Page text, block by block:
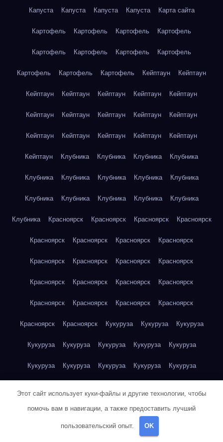
Капуста Капуста Капуста Капуста Карта сайта
Картофель Картофель Картофель Картофель
Картофель Картофель Картофель Картофель
Картофель Картофель Картофель Кейптаун Кейптаун
Кейптаун Кейптаун Кейптаун Кейптаун Кейптаун
Кейптаун Кейптаун Кейптаун Кейптаун Кейптаун
Кейптаун Кейптаун Кейптаун Кейптаун Кейптаун
Кейптаун Клубника Клубника Клубника Клубника
Клубника Клубника Клубника Клубника Клубника
Клубника Клубника Клубника Клубника Клубника
Клубника Красноярск Красноярск Красноярск Красноярск
Красноярск Красноярск Красноярск Красноярск
Красноярск Красноярск Красноярск Красноярск
Красноярск Красноярск Красноярск Красноярск
Красноярск Красноярск Красноярск Красноярск
Красноярск Красноярск Кукуруза Кукуруза Кукуруза
Кукуруза Кукуруза Кукуруза Кукуруза Кукуруза
Кукуруза Кукуруза Кукуруза Кукуруза Кукуруза
Куриная грудка Куриная грудка Куриная грудка
Куриная грудка Куриная грудка Куриная грудка
Этот сайт использует куки-файлы и другие технологии, чтобы
помочь вам в навигации, а также предоставить лучший
пользовательский опыт. OK